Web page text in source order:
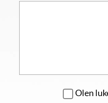
Olen